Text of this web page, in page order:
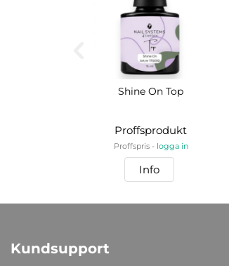
Shine On Top
Proffsprodukt
Proffspris - logga in
Info
Kundsupport